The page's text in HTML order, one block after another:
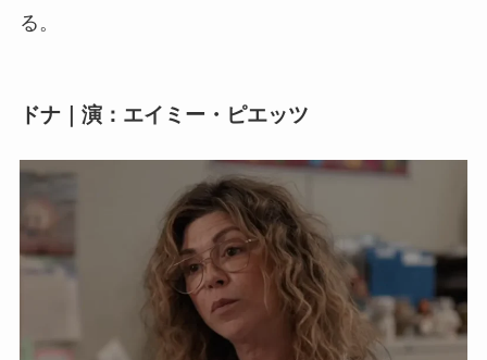
る。
ドナ｜演：エイミー・ピエッツ